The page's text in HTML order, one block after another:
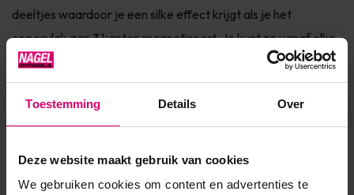
Toestemming Details Over
Deze website maakt gebruik van cookies
We gebruiken cookies om content en advertenties te
deeltjes waardoor je een silke effect krijgt als je het
oppervlak aan 3 kanten magnetiseert. Je kunt ze vanaf elke
kant magnetiseren maar voor het silky effect adviseren we
om het van 3 kanten te doen. Je kunt ze zo los gebruiken
maar ze zijn ook perfect in harmonie met elkaar en de
Toon meer